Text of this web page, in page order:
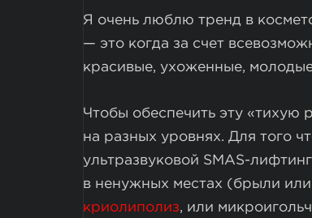
Я очень люблю тренд в
— это когда за счет
красивые, ухоженные,
Чтобы обеспечить эту «тихую
на разных уровнях. Для того
ультразвуковой SMAS-
в ненужных местах (брыли
криолиполиз, или